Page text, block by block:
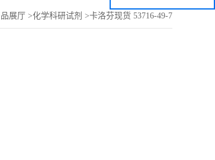
展厅 >化学科研试剂 >卡洛芬现货 53716-49-7